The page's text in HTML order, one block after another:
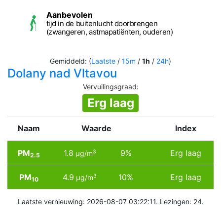
Aanbevolen
tijd in de buitenlucht doorbrengen
(zwangeren, astmapatiënten, ouderen)
Gemiddeld: (Laatste / 15m / 1h / 24h)
Dolany nad Vltavou
Vervuilingsgraad:
Erg laag
Naam Waarde Index
PM2.5 1.8 µg/m3 9% Erg laag
PM10 4.9 µg/m3 10% Erg laag
Laatste vernieuwing: 2026-08-07 03:22:11. Lezingen: 24.